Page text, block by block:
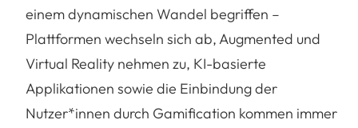
einem dynamischen Wandel begriffen –
Plattformen wechseln sich ab, Augmented und
Virtual Reality nehmen zu, KI-basierte
Applikationen sowie die Einbindung der
Nutzer*innen durch Gamification kommen immer